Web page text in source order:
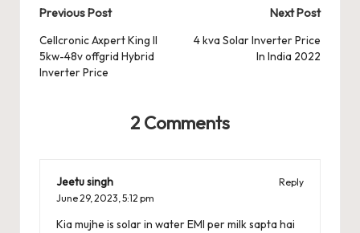
Post
navigation
Previous Post
Cellcronic Axpert King II
5kw-48v offgrid Hybrid
Inverter Price
Next Post
4 kva Solar Inverter Price
In India 2022
2 Comments
Jeetu singh
Reply
June 29, 2023,5:12 pm
Kia mujhe is solar in water EMI per milk sapta hai